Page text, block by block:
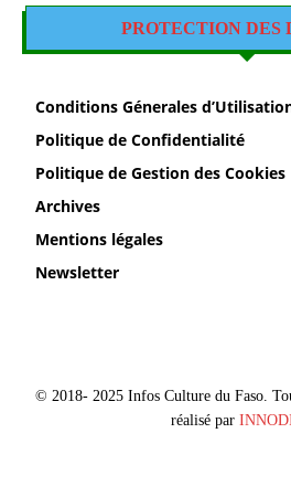
PROTECTION DES
Conditions Génerales
Politique de Confidentialité
Politique de Gestion des Cookies
Archives
Mentions légales
Newsletter
© 2018- 2025 Infos Culture du Faso.
réalisé par